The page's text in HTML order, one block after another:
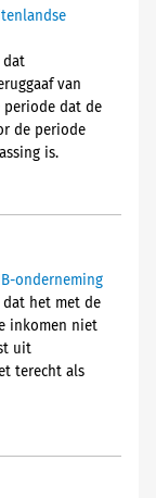
dat
van
dat de
de periode
is.
onderneming
dat het met de
inkomen niet
uit
terecht als